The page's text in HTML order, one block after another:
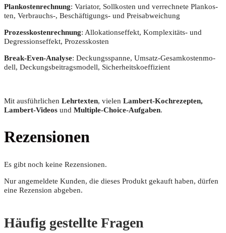
Plan­kos­ten­rech­nung: Varia­tor, Soll­kos­ten und ver­rech­ne­te Plan­kos­
ten, Verbrauchs‑, Beschäf­ti­gungs- und Preisabweichung
Pro­zess­kos­ten­rech­nung: Allo­ka­ti­ons­ef­fekt, Kom­ple­xi­täts- und
Degres­si­ons­ef­fekt, Prozesskosten
Break-Even-Ana­ly­se: Deckungs­span­ne, Umsatz-Gesam­kos­ten­mo­
dell, Deckungs­bei­trags­mo­dell, Sicherheitskoeffizient
Mit aus­führ­li­chen Lehr­tex­ten, vie­len Lam­bert-Koch­re­zep­ten,
Lam­bert-Vide­os und Mul­ti­ple-Choice-Auf­ga­ben.
Rezensionen
Es gibt noch keine Rezensionen.
Nur angemeldete Kunden, die dieses Produkt gekauft haben, dürfen
eine Rezension abgeben.
Häufig gestellte Fragen